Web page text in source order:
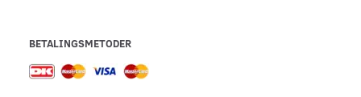
BETALINGSMETODER